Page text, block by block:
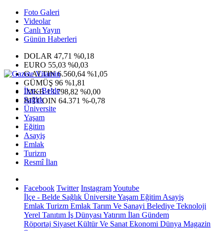
Foto Galeri
Videolar
Canlı Yayın
Günün Haberleri
DOLAR 47,71 %0,18
EURO 55,03 %0,03
G.ALTIN6.560,64 %1,05
GÜMÜŞ 96 %1,81
IMKB13.798,82 %0,00
BITCOIN 64.371 %-0,78
İlçe - Belde
Sağlık
Üniversite
Yaşam
Eğitim
Asayiş
Emlak
Turizm
Resmî İlan
Facebook Twitter InstagramYoutube
İlçe - Belde Sağlık ÜniversiteYaşam Eğitim Asayiş
Emlak Turizm Emlak Tarım Ve Sanayi Belediye Teknoloji
Yerel Tanıtım İş Dünyası Yatırım İlan Gündem
Röportaj Siyaset Kültür Ve Sanat Ekonomi Dünya Magazin